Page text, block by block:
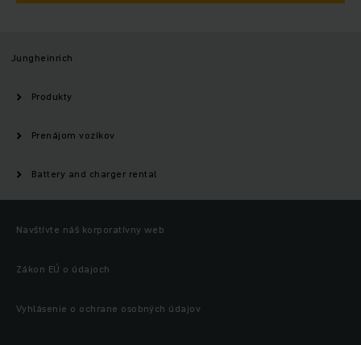
Jungheinrich
Produkty
Prenájom vozíkov
Battery and charger rental
Navštívte náš korporatívny web
Zákon EÚ o údajoch
Vyhlásenie o ochrane osobných údajov